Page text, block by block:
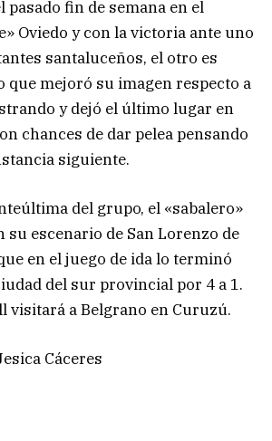
pasado fin de semana en el
Oviedo y con la victoria ante uno
santaluceños, el otro es
que mejoró su imagen respecto a
y dejó el último lugar en
chances de dar pelea pensando
siguiente.
del grupo, el «sabalero»
escenario de San Lorenzo de
en el juego de ida lo terminó
del sur provincial por 4 a 1.
visitará a Belgrano en Curuzú.
Cáceres